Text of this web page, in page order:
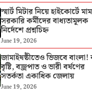
স্মার্ট মিটার নিয়ে হাইকোর্টে
সরকারি কর্মীদের বাধ্যতামূলক
নির্দেশে প্রশ্নচিহ্ন
June 19, 2026
জামাইষষ্ঠীতেও ভিজবে
বৃষ্টি, বজ্রপাত ও ভারী বর্ষণের
সতর্কতা একাধিক জেলায়
June 19, 2026